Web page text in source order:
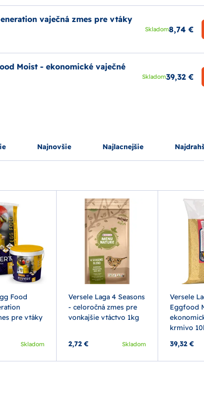
vaječná zmes pre vtáky
Skladom8,74 €
Moist - ekonomické vaječné
Skladom39,32 €
Najnovšie Najlacnejšie
Food
pre vtáky
Skladom
Versele Laga 4 Seasons
- celoročná zmes pre
vonkajšie vtáctvo 1kg
2,72 € Skladom
Versele
Eggfood
krmivo
39,32 €